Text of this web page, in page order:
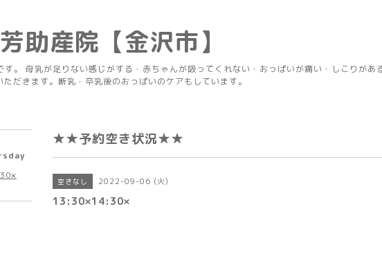
助産院【金沢市】
。 母乳が足りない感じがする・赤ちゃんが吸ってくれない・おっぱいが痛い・しこりがあ
だきます。断乳・卒乳後のおっぱいのケアもしています。
★★予約空き状況★★
空きなし 2022-09-06 (火)
13:30×14:30×